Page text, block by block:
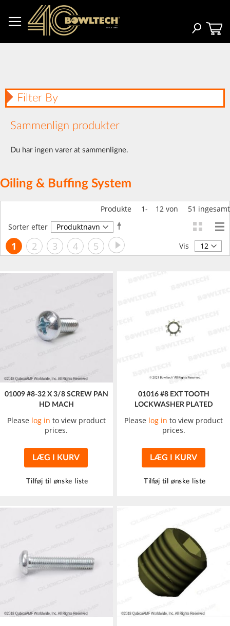
Content
Search
Oiling & Buffing System
Produkte 1- 12 von 51 ingesamt
Sorter efter
Faldende
orden
Side
Du
i
1 Side
2 Side
3 Side
4 Side
5 Side
Videre Vis
01009 #8-32 X 3/8 SCREW PAN
HD MACH
Please log in to view product
prices.
LÆG I KURV
Tilføj til ønske liste
01016 #8 EXT TOOTH
LOCKWASHER PLATED
Please log in to view product
prices.
LÆG I KURV
Tilføj til ønske liste
Filter By
Sammenlign produkter
Du har ingen varer at sammenligne.